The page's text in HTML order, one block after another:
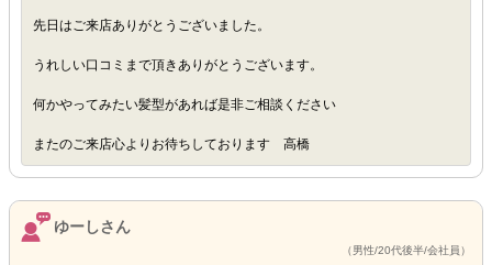
先日はご来店ありがとうございました。
うれしい口コミまで頂きありがとうございます。
何かやってみたい髪型があれば是非ご相談ください
またのご来店心よりお待ちしております 高橋
ゆーしさん
（男性/20代後半/会社員）